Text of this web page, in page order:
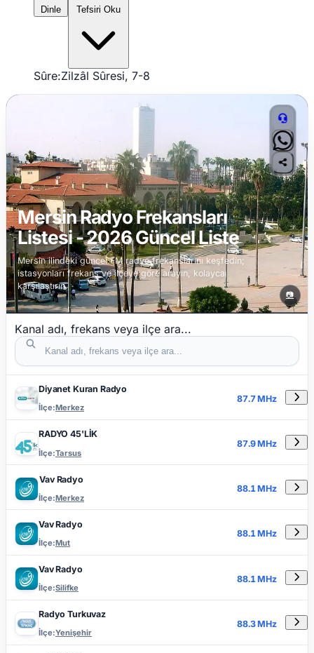
Dinle
Sûre:Zilzâl Sûresi, 7-8
📷
Mersin Radyo Frekansları
Listesi - 2026 Güncel Liste
Mersin ilindeki güncel FM radyo frekanslarını keşfedin;
istasyonları frekans ve ilçeye göre arayın, kolayca
karşılaştırın.
Kanal adı, frekans veya ilçe ara...
RADYO ADI FREKANS
Diyanet Kuran Radyo
İlçe:Merkez
87.7 MHz
RADYO 45'LİK
İlçe:Tarsus
87.9 MHz
Vav Radyo
İlçe:Merkez
88.1 MHz
Vav Radyo
İlçe:Mut
88.1 MHz
Vav Radyo
İlçe:Silifke
88.1 MHz
Radyo Turkuvaz
İlçe:Yenişehir
88.3 MHz